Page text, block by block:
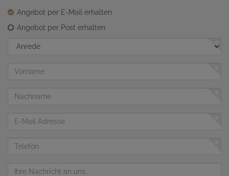
Angebot per E-Mail erhalten
Angebot per Post erhalten
Anrede
Vorname
Nachname
Telefon
Nachricht